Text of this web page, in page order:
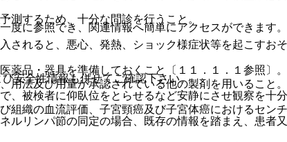
するため、十分な問診を行うこと。
れると、悪心、発熱、ショック様症状等を起こすお
品・器具を準備しておくこと〔１１．１．１参照〕。
被検者に仰臥位をとらせるなど安静にさせ観察を十分
リンパ節の同定の場合、既存の情報を踏まえ、患者
法及び用量が承認されている他の製剤を用いること。
織の血流評価、子宮頸癌及び子宮体癌におけるセン
度に参照でき、関連情報へ簡単にアクセスができます。
安全性情報も併せてご確認下さい。